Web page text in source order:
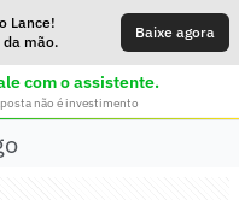
Lance!
mão.
Baixe agora
com o assistente.
não é investimento